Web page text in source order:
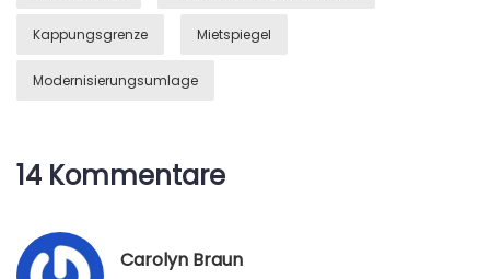
Kappungsgrenze Mietspiegel
Modernisierungsumlage
14 Kommentare
Carolyn Braun